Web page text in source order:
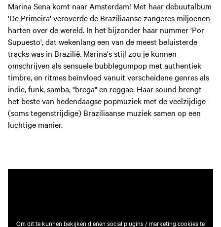
Marina Sena komt naar Amsterdam! Met haar debuutalbum
'De Primeira' veroverde de Braziliaanse zangeres miljoenen
harten over de wereld. In het bijzonder haar nummer 'Por
Supuesto', dat wekenlang een van de meest beluisterde
tracks was in Brazilië. Marina's stijl zou je kunnen
omschrijven als sensuele bubblegumpop met authentiek
timbre, en ritmes beïnvloed vanuit verscheidene genres als
indie, funk, samba, "brega" en reggae. Haar sound brengt
het beste van hedendaagse popmuziek met de veelzijdige
(soms tegenstrijdige) Braziliaanse muziek samen op een
luchtige manier.
Om dit te kunnen bekijken dienen social plugins / marketing cookies te